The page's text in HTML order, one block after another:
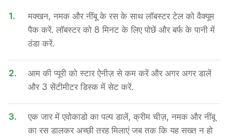
1.
मक्खन, नमक और नींबू के रस के साथ लॉबस्टर टेल को वैक्यूम
पैक करें. लॉबस्टर को 8 मिनट के लिए पोछें और बर्फ के पानी में
ठंडा करें.
2.
आम की प्यूरी को स्टार ऐनीज़ से कम करें और अगर अगर डालें
और 3 सेंटीमीटर डिस्क में सेट करें.
3.
एक जार में एवोकाडो का पल्प डालें, क्रीम चीज़, नमक और नींबू
का रस डालकर अच्छी तरह मिलाएं जब तक कि यह सख्त न हो